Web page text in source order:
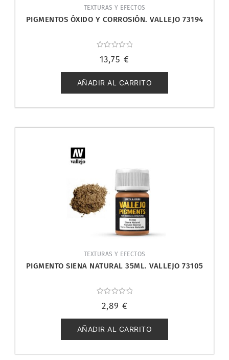
TEXTURAS Y EFECTOS
PIGMENTOS ÓXIDO Y CORROSIÓN. VALLEJO 73194
con
de
5
13,75 €
AÑADIR AL CARRITO
TEXTURAS Y EFECTOS
PIGMENTO SIENA NATURAL 35ML. VALLEJO 73105
con
de
5
2,89 €
AÑADIR AL CARRITO